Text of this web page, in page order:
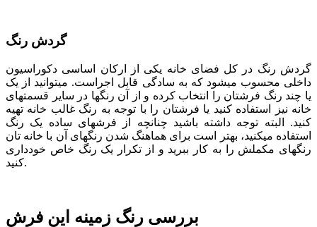
گردش رنگ
گردش رنگ در کل فضای خانه یکی از ارکان اساسی دکوراسیون
داخلی محسوب می­شود که به سادگی قابل اجراست. می­توانید از یک
یا چند رنگ فرش­تان را انتخاب کرده و از آن رنگ­ها در سایر قسمت­های
خانه نیز استفاده کنید یا فرشتان را با توجه به رنگ غالب خانه تهیه
کنید. البته توجه داشته باشید چنانچه از فرش­های ساده یک رنگ
استفاده می­کنید، بهتر است برای هماهنگ شدن رنگ­های آن با خانه­ تان
رنگ­های مکملش را به کار ببرید و از تکرار یک رنگ خاص خودداری
کنید.
بررسی رنگ زمینه این فرش